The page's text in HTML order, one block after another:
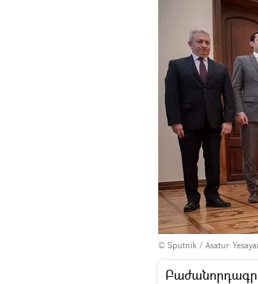
© Sputnik / Asatur